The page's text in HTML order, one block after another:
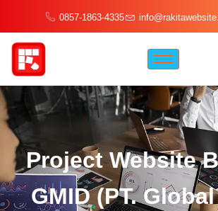
0857-1863-4335
Project Website
GMID (PT.